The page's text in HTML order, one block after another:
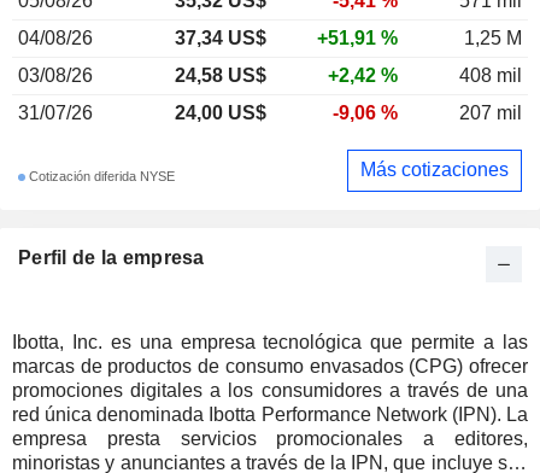
Perfil de la empresa
Ibotta, Inc. es una empresa tecnológica que permite a las
marcas de productos de consumo envasados (CPG) ofrecer
promociones digitales a los consumidores a través de una
red única denominada Ibotta Performance Network (IPN). La
empresa presta servicios promocionales a editores,
minoristas y anunciantes a través de la IPN, que incluye sus
04/08/26
37,34 US$ +51,91 %
1,25 M
03/08/26
24,58 US$ +2,42 %
408 mil
31/07/26
24,00 US$ -9,06 % 207 mil
Cotización diferida NYSE Más cotizaciones